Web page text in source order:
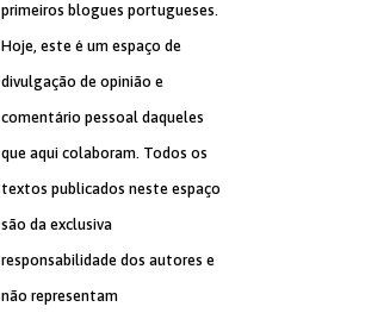
primeiros blogues portugueses.
Hoje, este é um espaço de
divulgação de opinião e
comentário pessoal daqueles
que aqui colaboram. Todos os
textos publicados neste espaço
são da exclusiva
responsabilidade dos autores e
não representam